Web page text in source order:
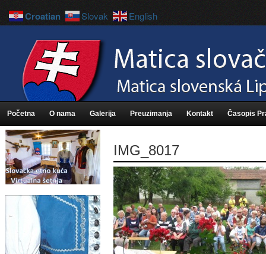
Početna O nama Galerija Preuzimanja Kontakt Časopis
IMG_8017
Croatian Slovak English